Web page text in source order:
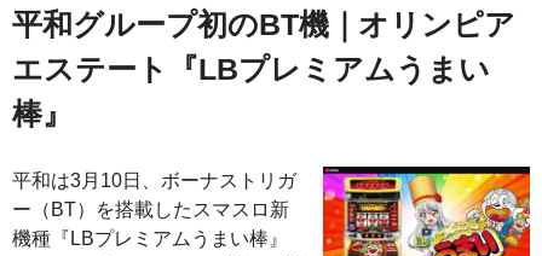
平和グループ初のBT機｜オリンピア
エステート『LBプレミアムうまい
棒』
平和は3月10日、ボーナストリガ
ー（BT）を搭載したスマスロ新
機種『LBプレミアムうまい棒』